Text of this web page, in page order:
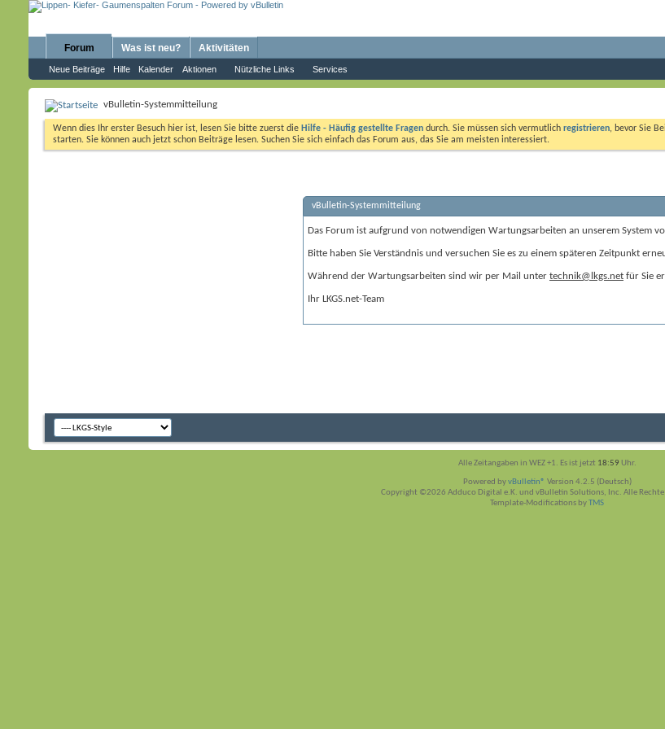
Forum
Neue Beiträge Hilfe Kalender Aktionen Nützliche Links Services
Was ist neu? Aktivitäten
vBulletin-Systemmitteilung
Wenn dies Ihr erster Besuch hier ist, lesen Sie bitte zuerst die Hilfe - Häufig gestellte Fragen durch. Sie müssen sich vermutlich registrieren, bevor Sie
starten. Sie können auch jetzt schon Beiträge lesen. Suchen Sie sich einfach das Forum aus, das Sie am meisten interessiert.
vBulletin-Systemmitteilung
Das Forum ist aufgrund von notwendigen Wartungsarbeiten an unserem System
Bitte haben Sie Verständnis und versuchen Sie es zu einem späteren Zeitpunkt
Während der Wartungsarbeiten sind wir per Mail unter technik@lkgs.net für Sie
Ihr LKGS.net-Team
Alle Zeitangaben in WEZ +1. Es ist jetzt 18:59 Uhr.
Powered byvBulletin® Version 4.2.5 (Deutsch)
Copyright ©2026 Adduco Digital e.K. und vBulletin Solutions, Inc. Alle
Template-Modifications byTMS